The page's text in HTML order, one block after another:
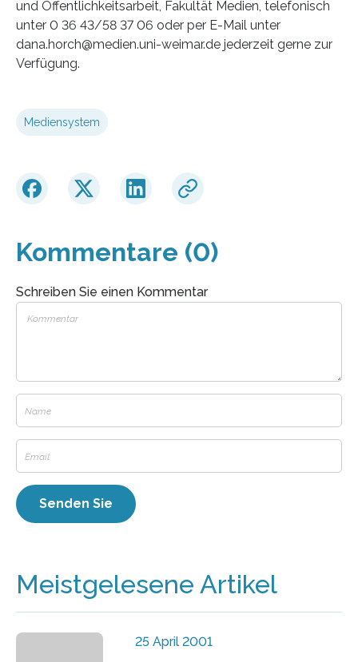
und Öffentlichkeitsarbeit, Fakultät Medien, telefonisch
unter 0 36 43/58 37 06 oder per E-Mail unter
dana.horch@medien.uni-weimar.de jederzeit gerne zur
Verfügung.
Mediensystem
Kommentare (0)
Schreiben Sie einen Kommentar
Meistgelesene Artikel
25 April 2001